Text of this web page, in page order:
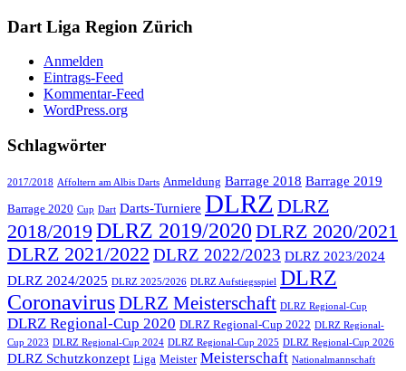
Dart Liga Region Zürich
Anmelden
Eintrags-Feed
Kommentar-Feed
WordPress.org
Schlagwörter
2017/2018 Affoltern am Albis Darts Anmeldung Barrage 2018 Barrage 2019
Barrage 2020 Cup Dart Darts-Turniere DLRZ DLRZ
2018/2019 DLRZ 2019/2020 DLRZ 2020/2021
DLRZ 2021/2022 DLRZ 2022/2023 DLRZ 2023/2024
DLRZ 2024/2025 DLRZ 2025/2026 DLRZ Aufstiegsspiel DLRZ
CoronavirusDLRZ Meisterschaft DLRZ Regional-Cup
DLRZ Regional-Cup 2020 DLRZ Regional-Cup 2022 DLRZ Regional-
Cup 2023 DLRZ Regional-Cup 2024 DLRZ Regional-Cup 2025 DLRZ Regional-Cup 2026
DLRZ Schutzkonzept Liga Meister Meisterschaft Nationalmannschaft